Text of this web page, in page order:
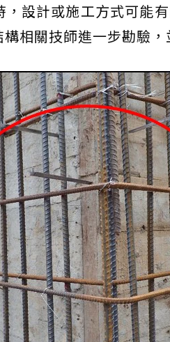
設計或施工方式可能
相關技師進一步勘驗，